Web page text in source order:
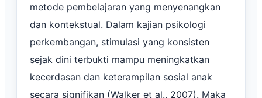
metode pembelajaran yang menyenangkan
dan kontekstual. Dalam kajian psikologi
perkembangan, stimulasi yang konsisten
sejak dini terbukti mampu meningkatkan
kecerdasan dan keterampilan sosial anak
secara signifikan (Walker et al., 2007). Maka